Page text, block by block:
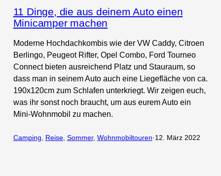
11 Dinge, die aus deinem Auto einen
Minicamper machen
Moderne Hochdachkombis wie der VW Caddy, Citroen
Berlingo, Peugeot Rifter, Opel Combo, Ford Tourneo
Connect bieten ausreichend Platz und Stauraum, so
dass man in seinem Auto auch eine Liegefläche von ca.
190x120cm zum Schlafen unterkriegt. Wir zeigen euch,
was ihr sonst noch braucht, um aus eurem Auto ein
Mini-Wohnmobil zu machen.
Camping Reise, Sommer, Wohnmobiltouren·12. März 2022